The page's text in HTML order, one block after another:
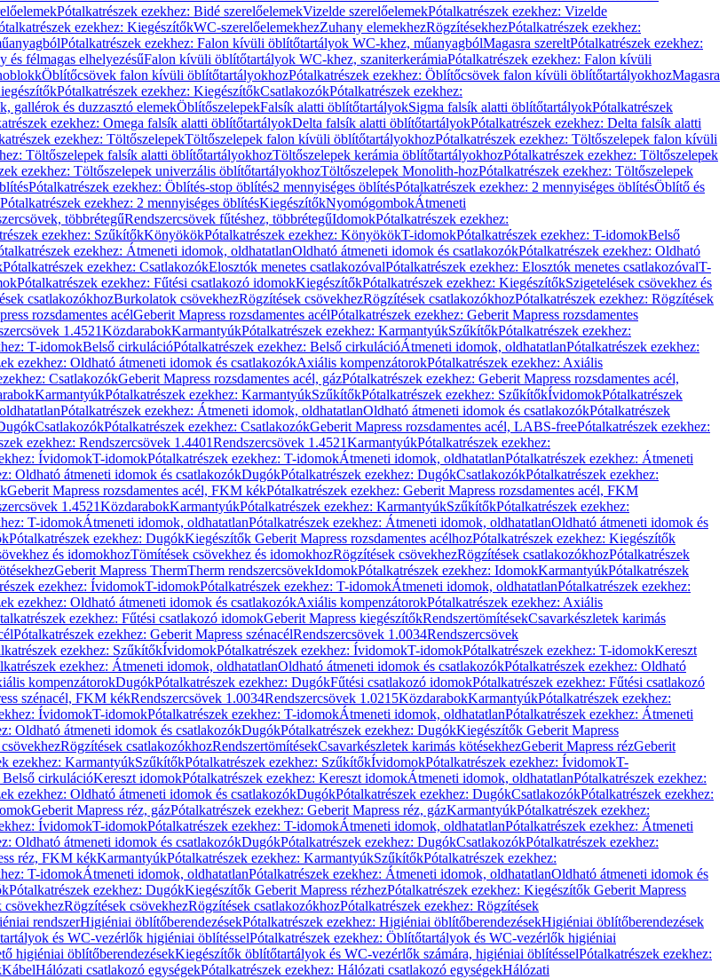
Pótalkatrészek ezekhez: Bidé szerelőelemekVizelde szerelőelemekPótalkatrészek ezekhez: Vizelde
ezekhez: KiegészítőkWC-szerelőelemekhezZuhany elemekhezRögzítésekhezPótalkatrészek ezekhez:
Pótalkatrészek ezekhez: Falon kívüli öblítőtartályok WC-khez, műanyagbólMagasra szereltPótalkatrészek ezekhez:
és félmagas elhelyezésűFalon kívüli öblítőtartályok WC-khez, szaniterkerámiaPótalkatrészek ezekhez: Falon kívüli
Öblítőcsövek falon kívüli öblítőtartályokhozPótalkatrészek ezekhez: Öblítőcsövek falon kívüli öblítőtartályokhozMagasra
Pótalkatrészek ezekhez: KiegészítőkCsatlakozókPótalkatrészek ezekhez:
gallérok és duzzasztó elemekÖblítőszelepekFalsík alatti öblítőtartályokSigma falsík alatti öblítőtartályokPótalkatrészek
ezekhez: Omega falsík alatti öblítőtartályokDelta falsík alatti öblítőtartályokPótalkatrészek ezekhez: Delta falsík alatti
ezekhez: TöltőszelepekTöltőszelepek falon kívüli öblítőtartályokhozPótalkatrészek ezekhez: Töltőszelepek falon kívüli
Töltőszelepek falsík alatti öblítőtartályokhozTöltőszelepek kerámia öblítőtartályokhozPótalkatrészek ezekhez: Töltőszelepek
ezekhez: Töltőszelepek univerzális öblítőtartályokhozTöltőszelepek Monolith-hozPótalkatrészek ezekhez: Töltőszelepek
Pótalkatrészek ezekhez: Öblítés-stop öblítés2 mennyiséges öblítésPótalkatrészek ezekhez: 2 mennyiséges öblítésÖblítő és
Pótalkatrészek ezekhez: 2 mennyiséges öblítésKiegészítőkNyomógombokÁtmeneti
többrétegűRendszercsövek fűtéshez, többrétegűIdomokPótalkatrészek ezekhez:
ezekhez: SzűkítőkKönyökökPótalkatrészek ezekhez: KönyökökT-idomokPótalkatrészek ezekhez: T-idomokBelső
ezekhez: Átmeneti idomok, oldhatatlanOldható átmeneti idomok és csatlakozókPótalkatrészek ezekhez: Oldható
Pótalkatrészek ezekhez: CsatlakozókElosztók menetes csatlakozóvalPótalkatrészek ezekhez: Elosztók menetes csatlakozóvalT-
Pótalkatrészek ezekhez: Fűtési csatlakozó idomokKiegészítőkPótalkatrészek ezekhez: KiegészítőkSzigetelések csövekhez és
csatlakozókhozBurkolatok csövekhezRögzítések csövekhezRögzítések csatlakozókhozPótalkatrészek ezekhez: Rögzítések
rozsdamentes acélGeberit Mapress rozsdamentes acélPótalkatrészek ezekhez: Geberit Mapress rozsdamentes
1.4521KözdarabokKarmantyúkPótalkatrészek ezekhez: KarmantyúkSzűkítőkPótalkatrészek ezekhez:
T-idomokBelső cirkulációPótalkatrészek ezekhez: Belső cirkulációÁtmeneti idomok, oldhatatlanPótalkatrészek ezekhez:
ezekhez: Oldható átmeneti idomok és csatlakozókAxiális kompenzátorokPótalkatrészek ezekhez: Axiális
CsatlakozókGeberit Mapress rozsdamentes acél, gázPótalkatrészek ezekhez: Geberit Mapress rozsdamentes acél,
KarmantyúkPótalkatrészek ezekhez: KarmantyúkSzűkítőkPótalkatrészek ezekhez: SzűkítőkÍvidomokPótalkatrészek
Pótalkatrészek ezekhez: Átmeneti idomok, oldhatatlanOldható átmeneti idomok és csatlakozókPótalkatrészek
CsatlakozókPótalkatrészek ezekhez: CsatlakozókGeberit Mapress rozsdamentes acél, LABS-freePótalkatrészek ezekhez:
ezekhez: Rendszercsövek 1.4401Rendszercsövek 1.4521KarmantyúkPótalkatrészek ezekhez:
ÍvidomokT-idomokPótalkatrészek ezekhez: T-idomokÁtmeneti idomok, oldhatatlanPótalkatrészek ezekhez: Átmeneti
Oldható átmeneti idomok és csatlakozókDugókPótalkatrészek ezekhez: DugókCsatlakozókPótalkatrészek ezekhez:
Geberit Mapress rozsdamentes acél, FKM kékPótalkatrészek ezekhez: Geberit Mapress rozsdamentes acél, FKM
1.4521KözdarabokKarmantyúkPótalkatrészek ezekhez: KarmantyúkSzűkítőkPótalkatrészek ezekhez:
T-idomokÁtmeneti idomok, oldhatatlanPótalkatrészek ezekhez: Átmeneti idomok, oldhatatlanOldható átmeneti idomok és
Pótalkatrészek ezekhez: DugókKiegészítők Geberit Mapress rozsdamentes acélhozPótalkatrészek ezekhez: Kiegészítők
és idomokhozTömítések csövekhez és idomokhozRögzítések csövekhezRögzítések csatlakozókhozPótalkatrészek
Geberit Mapress ThermTherm rendszercsövekIdomokPótalkatrészek ezekhez: IdomokKarmantyúkPótalkatrészek
ezekhez: ÍvidomokT-idomokPótalkatrészek ezekhez: T-idomokÁtmeneti idomok, oldhatatlanPótalkatrészek ezekhez:
ezekhez: Oldható átmeneti idomok és csatlakozókAxiális kompenzátorokPótalkatrészek ezekhez: Axiális
ezekhez: Fűtési csatlakozó idomokGeberit Mapress kiegészítőkRendszertömítésekCsavarkészletek karimás
Pótalkatrészek ezekhez: Geberit Mapress szénacélRendszercsövek 1.0034Rendszercsövek
ezekhez: SzűkítőkÍvidomokPótalkatrészek ezekhez: ÍvidomokT-idomokPótalkatrészek ezekhez: T-idomokKereszt
ezekhez: Átmeneti idomok, oldhatatlanOldható átmeneti idomok és csatlakozókPótalkatrészek ezekhez: Oldható
kompenzátorokDugókPótalkatrészek ezekhez: DugókFűtési csatlakozó idomokPótalkatrészek ezekhez: Fűtési csatlakozó
szénacél, FKM kékRendszercsövek 1.0034Rendszercsövek 1.0215KözdarabokKarmantyúkPótalkatrészek ezekhez:
ÍvidomokT-idomokPótalkatrészek ezekhez: T-idomokÁtmeneti idomok, oldhatatlanPótalkatrészek ezekhez: Átmeneti
Oldható átmeneti idomok és csatlakozókDugókPótalkatrészek ezekhez: DugókKiegészítők Geberit Mapress
Rögzítések csatlakozókhozRendszertömítésekCsavarkészletek karimás kötésekhezGeberit Mapress rézGeberit
ezekhez: KarmantyúkSzűkítőkPótalkatrészek ezekhez: SzűkítőkÍvidomokPótalkatrészek ezekhez: ÍvidomokT-
Belső cirkulációKereszt idomokPótalkatrészek ezekhez: Kereszt idomokÁtmeneti idomok, oldhatatlanPótalkatrészek ezekhez:
ezekhez: Oldható átmeneti idomok és csatlakozókDugókPótalkatrészek ezekhez: DugókCsatlakozókPótalkatrészek ezekhez:
Geberit Mapress réz, gázPótalkatrészek ezekhez: Geberit Mapress réz, gázKarmantyúkPótalkatrészek ezekhez:
ÍvidomokT-idomokPótalkatrészek ezekhez: T-idomokÁtmeneti idomok, oldhatatlanPótalkatrészek ezekhez: Átmeneti
Oldható átmeneti idomok és csatlakozókDugókPótalkatrészek ezekhez: DugókCsatlakozókPótalkatrészek ezekhez:
réz, FKM kékKarmantyúkPótalkatrészek ezekhez: KarmantyúkSzűkítőkPótalkatrészek ezekhez:
T-idomokÁtmeneti idomok, oldhatatlanPótalkatrészek ezekhez: Átmeneti idomok, oldhatatlanOldható átmeneti idomok és
Pótalkatrészek ezekhez: DugókKiegészítők Geberit Mapress rézhezPótalkatrészek ezekhez: Kiegészítők Geberit Mapress
Rögzítések csövekhezRögzítések csatlakozókhozPótalkatrészek ezekhez: Rögzítések
rendszerHigiéniai öblítőberendezésekPótalkatrészek ezekhez: Higiéniai öblítőberendezésekHigiéniai öblítőberendezések
és WC-vezérlők higiéniai öblítésselPótalkatrészek ezekhez: Öblítőtartályok és WC-vezérlők higiéniai
higiéniai öblítőberendezésekKiegészítők öblítőtartályok és WC-vezérlők számára, higiéniai öblítésselPótalkatrészek ezekhez:
KábelHálózati csatlakozó egységekPótalkatrészek ezekhez: Hálózati csatlakozó egységekHálózati